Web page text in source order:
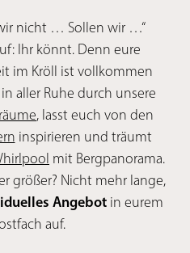
nicht … Sollen wir …“
Ihr könnt. Denn eure
im Kröll ist vollkommen
aller Ruhe durch unsere
, lasst euch von den
inspirieren und träumt
mit Bergpanorama.
größer? Nicht mehr lange,
Angebot in eurem
auf.